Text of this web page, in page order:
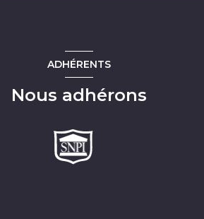
ADHÉRENTS
Nous adhérons